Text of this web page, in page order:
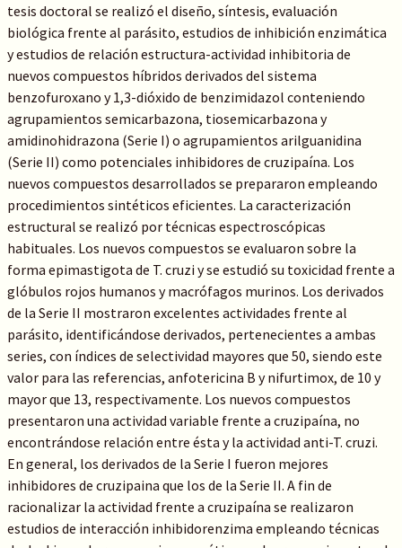
tesis doctoral se realizó el diseño, síntesis, evaluación
biológica frente al parásito, estudios de inhibición enzimática
y estudios de relación estructura-actividad inhibitoria de
nuevos compuestos híbridos derivados del sistema
benzofuroxano y 1,3-dióxido de benzimidazol conteniendo
agrupamientos semicarbazona, tiosemicarbazona y
amidinohidrazona (Serie I) o agrupamientos arilguanidina
(Serie II) como potenciales inhibidores de cruzipaína. Los
nuevos compuestos desarrollados se prepararon empleando
procedimientos sintéticos eficientes. La caracterización
estructural se realizó por técnicas espectroscópicas
habituales. Los nuevos compuestos se evaluaron sobre la
forma epimastigota de T. cruzi y se estudió su toxicidad frente a
glóbulos rojos humanos y macrófagos murinos. Los derivados
de la Serie II mostraron excelentes actividades frente al
parásito, identificándose derivados, pertenecientes a ambas
series, con índices de selectividad mayores que 50, siendo este
valor para las referencias, anfotericina B y nifurtimox, de 10 y
mayor que 13, respectivamente. Los nuevos compuestos
presentaron una actividad variable frente a cruzipaína, no
encontrándose relación entre ésta y la actividad anti-T. cruzi.
En general, los derivados de la Serie I fueron mejores
inhibidores de cruzipaina que los de la Serie II. A fin de
racionalizar la actividad frente a cruzipaína se realizaron
estudios de interacción inhibidorenzima empleando técnicas